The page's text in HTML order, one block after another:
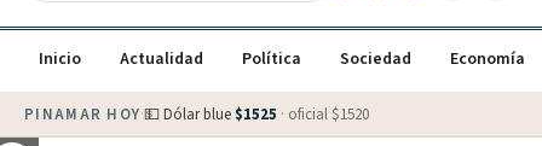
Inicio Actualidad Política Sociedad Economía
PINAMAR HOY·💵 Dólar blue $1525 · oficial $1520